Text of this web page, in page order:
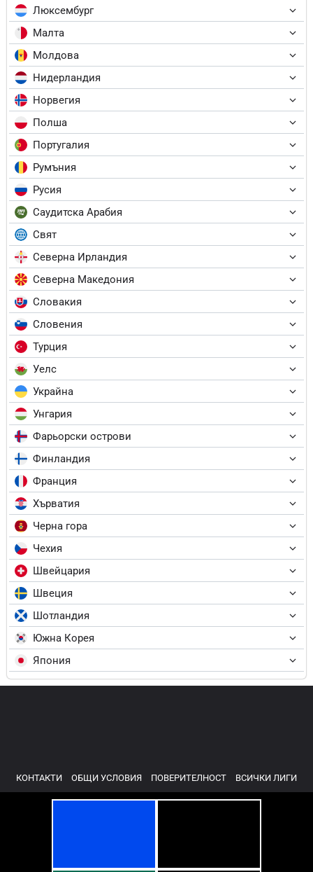
Люксембург
Малта
Молдова
Нидерландия
Норвегия
Полша
Португалия
Румъния
Русия
Саудитска Арабия
Свят
Северна Ирландия
Северна Македония
Словакия
Словения
Турция
Уелс
Украйна
Унгария
Фарьорски острови
Финландия
Франция
Хърватия
Черна гора
Чехия
Швейцария
Швеция
Шотландия
Южна Корея
Япония
КОНТАКТИ ОБЩИ УСЛОВИЯ ПОВЕРИТЕЛНОСТ ВСИЧКИ ЛИГИ